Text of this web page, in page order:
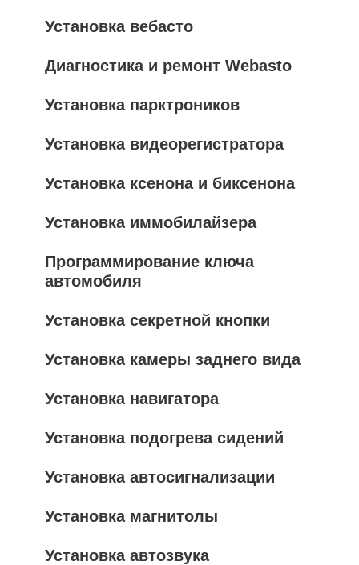
Установка вебасто
Диагностика и ремонт Webasto
Установка парктроников
Установка видеорегистратора
Установка ксенона и биксенона
Установка иммобилайзера
Программирование ключа
автомобиля
Установка секретной кнопки
Установка камеры заднего вида
Установка навигатора
Установка подогрева сидений
Установка автосигнализации
Установка магнитолы
Установка автозвука